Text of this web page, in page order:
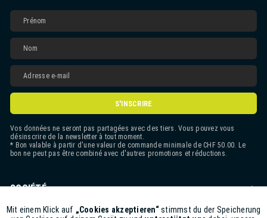
S'INSCRIRE
Vos données ne seront pas partagées avec des tiers. Vous pouvez vous
désinscrire de la newsletter à tout moment.
* Bon valable à partir d'une valeur de commande minimale de CHF 50.00. Le
bon ne peut pas être combiné avec d'autres promotions et réductions.
SOCIÉTÉ
CONTACT
Funktionale Aktiv
Mit einem Klick auf „Cookies akzeptieren“stimmst du der Speicherung